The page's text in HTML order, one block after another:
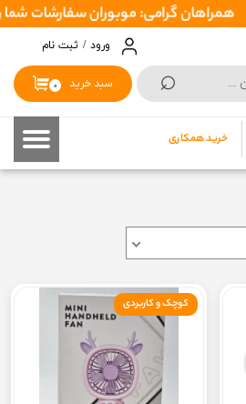
⌕ ۰ سبد خرید
خرید همکاری
ورود / ثبت نام
همراهان گرامی: موبوران سفارشات شما را در اسرع وقت ( 1 تا 2 روز کاری ) ارسال میکند تا نهایتا
کوچک و کاربردی